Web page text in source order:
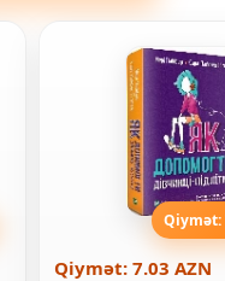
Qiymət:
Qiymət: 7.03 AZN